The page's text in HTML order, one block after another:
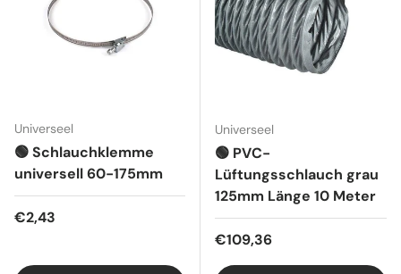
Universeel
🟢 Schlauchklemme
universell 60-175mm
Normaler Preis
€2,43
Universeel
🟢 PVC-
Lüftungsschlauch grau
125mm Länge 10 Meter
Normaler Preis
€109,36